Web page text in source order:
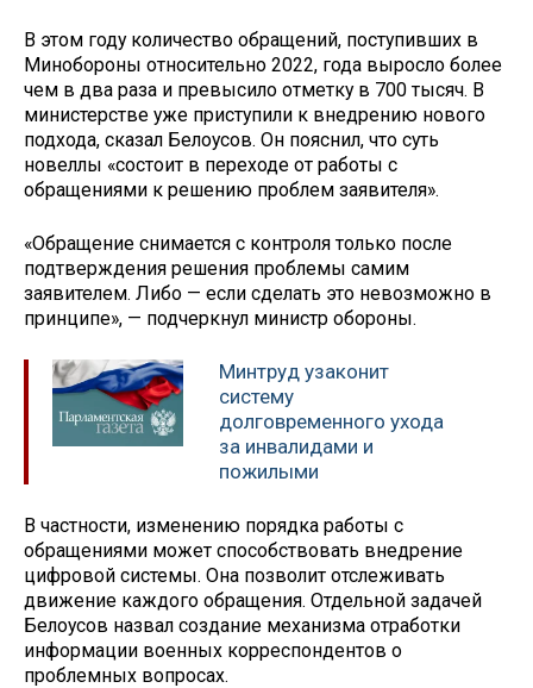
В этом году количество обращений, поступивших в
Минобороны относительно 2022, года выросло более
чем в два раза и превысило отметку в 700 тысяч. В
министерстве уже приступили к внедрению нового
подхода, сказал Белоусов. Он пояснил, что суть
новеллы «состоит в переходе от работы с
обращениями к решению проблем заявителя».
«Обращение снимается с контроля только после
подтверждения решения проблемы самим
заявителем. Либо — если сделать это невозможно в
принципе», — подчеркнул министр обороны.
Минтруд узаконит
систему
долговременного ухода
за инвалидами и
пожилыми
В частности, изменению порядка работы с
обращениями может способствовать внедрение
цифровой системы. Она позволит отслеживать
движение каждого обращения. Отдельной задачей
Белоусов назвал создание механизма отработки
информации военных корреспондентов о
проблемных вопросах.